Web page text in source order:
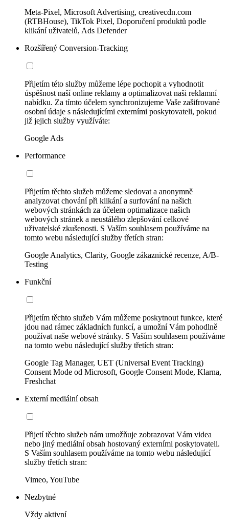
Meta-Pixel, Microsoft Advertising, creativecdn.com
(RTBHouse), TikTok Pixel, Doporučení produktů podle
klikání uživatelů, Ads Defender
Rozšířený Conversion-Tracking
Přijetím této služby můžeme lépe pochopit a vyhodnotit
úspěšnost naší online reklamy a optimalizovat naši reklamní
nabídku. Za tímto účelem synchronizujeme Vaše zašifrované
osobní údaje s následujícími externími poskytovateli, pokud
již jejich služby využíváte:
Google Ads
Performance
Přijetím těchto služeb můžeme sledovat a anonymně
analyzovat chování při klikání a surfování na našich
webových stránkách za účelem optimalizace našich
webových stránek a neustálého zlepšování celkové
uživatelské zkušenosti. S Vaším souhlasem používáme na
tomto webu následující služby třetích stran:
Google Analytics, Clarity, Google zákaznické recenze, A/B-
Testing
Funkční
Přijetím těchto služeb Vám můžeme poskytnout funkce, které
jdou nad rámec základních funkcí, a umožní Vám pohodlně
používat naše webové stránky. S Vaším souhlasem používáme
na tomto webu následující služby třetích stran:
Google Tag Manager, UET (Universal Event Tracking)
Consent Mode od Microsoft, Google Consent Mode, Klarna,
Freshchat
Externí mediální obsah
Přijetí těchto služeb nám umožňuje zobrazovat Vám videa
nebo jiný mediální obsah hostovaný externími poskytovateli.
S Vaším souhlasem používáme na tomto webu následující
služby třetích stran:
Vimeo, YouTube
Nezbytné
Vždy aktivní